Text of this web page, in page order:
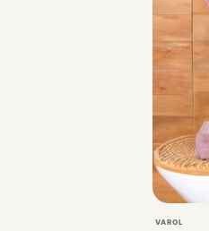
VAROL